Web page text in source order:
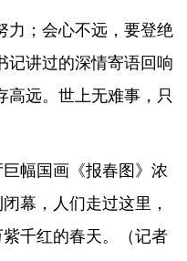
；会心不远，要登绝
记讲过的深情寄语回响
远。世上无难事，只
幅国画《报春图》浓
幕，人们走过这里，
千红的春天。（记者